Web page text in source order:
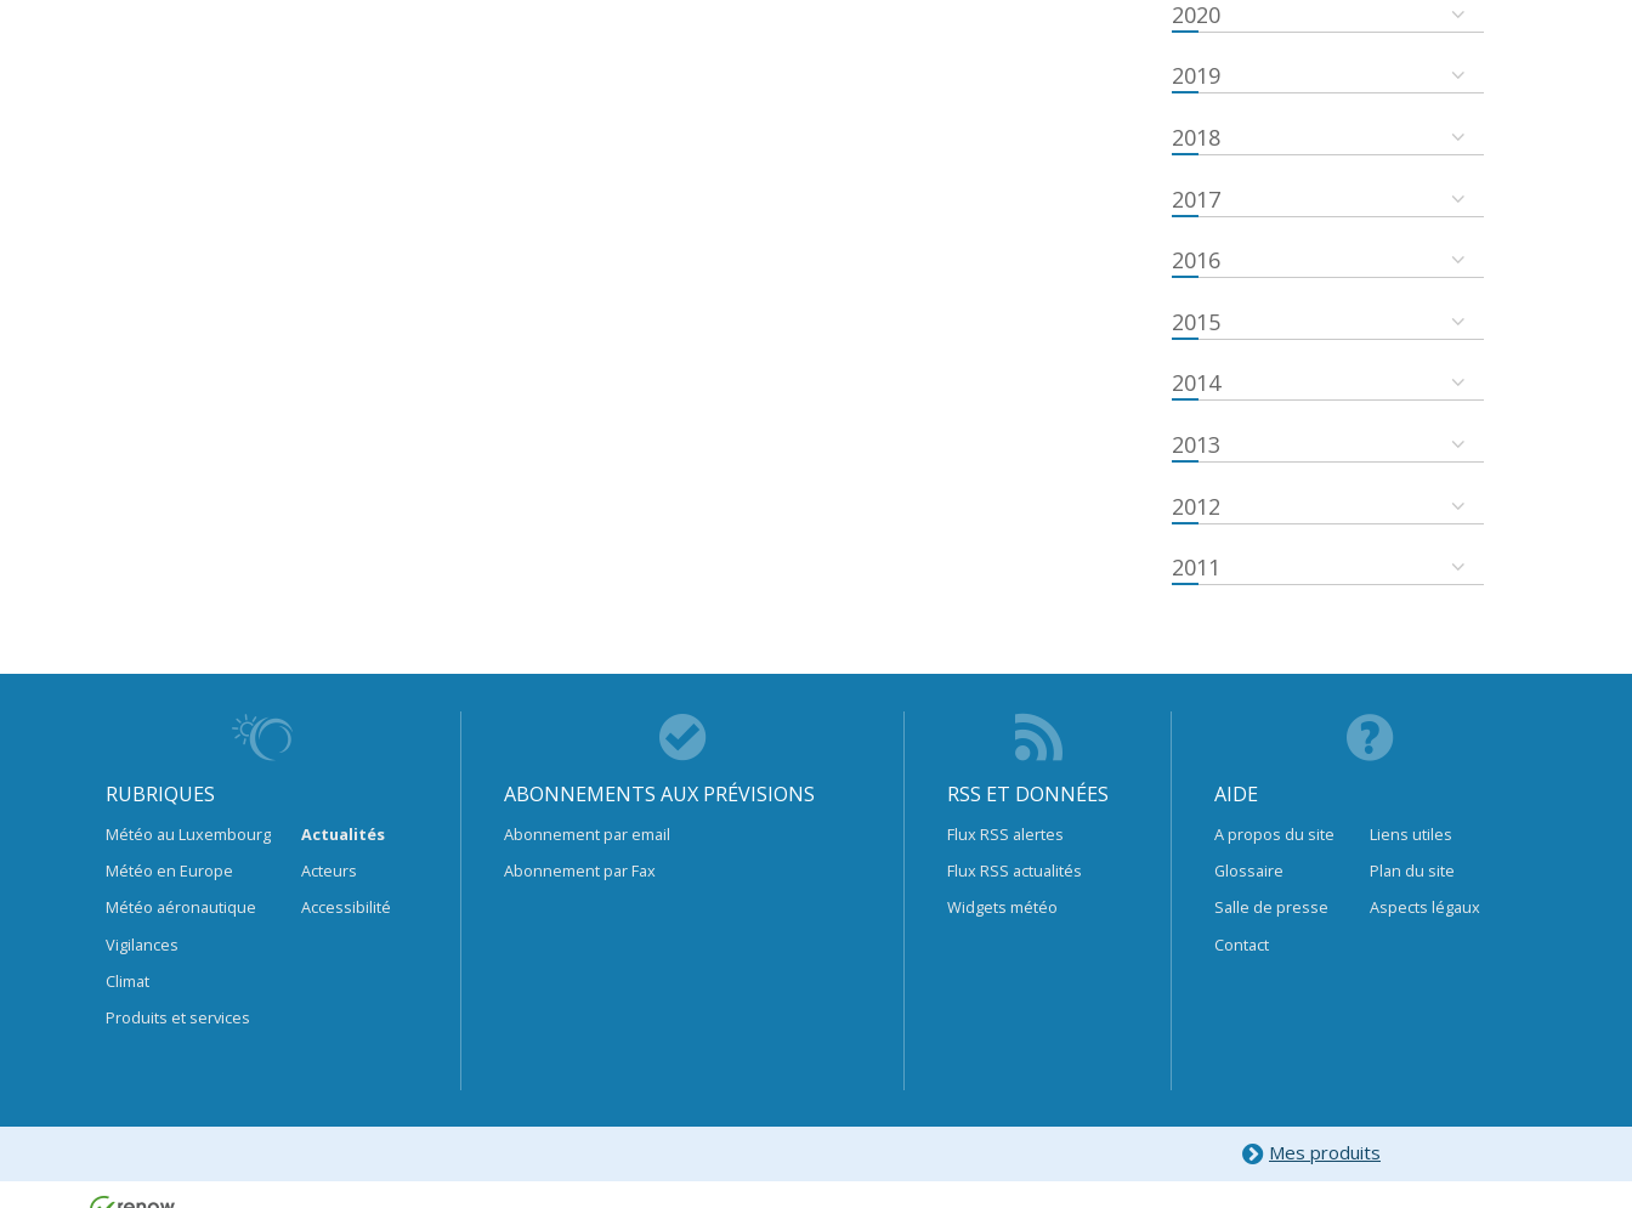
2020
2019
2018
2017
2016
2015
2014
2013
2012
2011
RUBRIQUES
Météo au Luxembourg
Météo en Europe
Météo aéronautique
Vigilances
Climat
Produits et services
Actualités
Acteurs
Accessibilité
ABONNEMENTS AUX PRÉVISIONS
Abonnement par email
Abonnement par Fax
RSS ET DONNÉES
Flux RSS alertes
Flux RSS actualités
Widgets météo
AIDE
A propos du site
Glossaire
Salle de presse
Contact
Liens utiles
Plan du site
Aspects légaux
Mes produits